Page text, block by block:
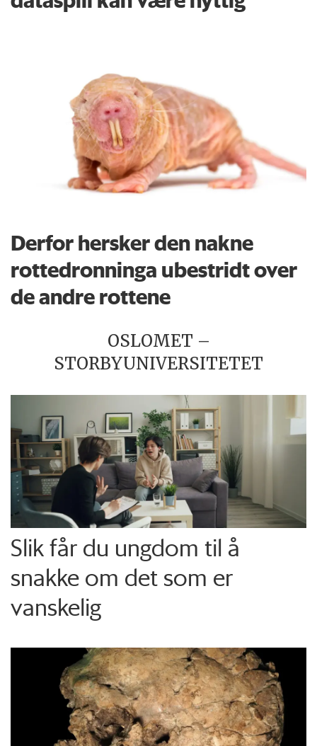
Derfor hersker den nakne
rottedronninga ubestridt over
de andre rottene
OSLOMET –
STORBYUNIVERSITETET
Slik får du ungdom til å
snakke om det som er
vanskelig